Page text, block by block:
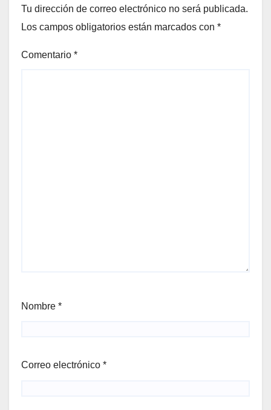
Tu dirección de correo electrónico no será publicada.
Los campos obligatorios están marcados con *
Comentario *
Nombre *
Correo electrónico *